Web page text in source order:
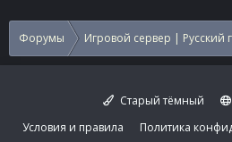
Форумы Игровой сервер | Русский
Старый тёмный
Условия и правила
Политика